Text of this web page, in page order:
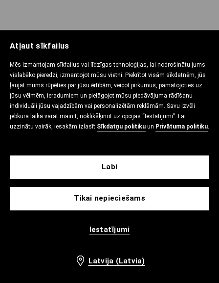
Atļaut sīkfailus
Mēs izmantojam sīkfailus vai līdzīgas tehnoloģijas, lai nodrošinātu jums
vislabāko pieredzi, izmantojot mūsu vietni. Piekrītot visām sīkdatnēm, jūs
ļaujat mums rūpēties par jūsu ērtībām, veicot pirkumus, pamatojoties uz
jūsu vēlmēm, ieradumiem un pielāgojot mūsu piedāvājuma rādīšanu
individuāli jūsu vajadzībām vai personalizētām reklāmām. Savu izvēli
jebkurā laikā varat mainīt, noklikšķinot uz opcijas “Iestatījumi”. Lai
uzzinātu vairāk, iesakām izlasīt Sīkdatņu politiku un Privātuma politiku.
Tikai nepieciešams
Iestatījumi
Labi
Latvija (Latvia)